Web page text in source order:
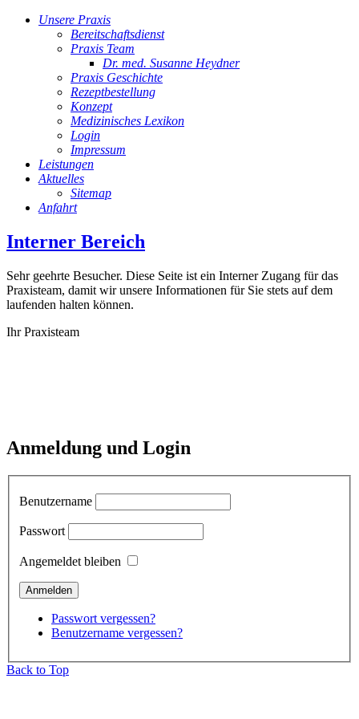
Unsere Praxis
Bereitschaftsdienst
Praxis Team
Dr. med. Susanne Heydner
Praxis Geschichte
Rezeptbestellung
Konzept
Medizinisches Lexikon
Login
Impressum
Leistungen
Aktuelles
Sitemap
Anfahrt
Interner Bereich
Sehr geehrte Besucher. Diese Seite ist ein Interner Zugang für das
Praxisteam, damit wir unsere Informationen für Sie stets auf dem
laufenden halten können.
Ihr Praxisteam
Anmeldung und Login
Benutzername
Passwort
Angemeldet bleiben
Passwort vergessen?
Benutzername vergessen?
Back to Top